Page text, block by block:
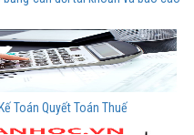
Toán Quyết Toán Thuế